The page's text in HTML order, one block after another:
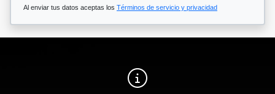
Al enviar tus datos aceptas los Términos de servicio y privacidad